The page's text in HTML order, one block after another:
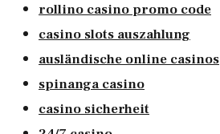
rollino casino promo code
casino slots auszahlung
ausländische online casinos
spinanga casino
casino sicherheit